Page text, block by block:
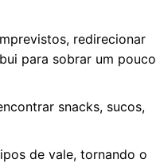
redirecionar
para sobrar um pouco
snacks, sucos,
de vale, tornando o